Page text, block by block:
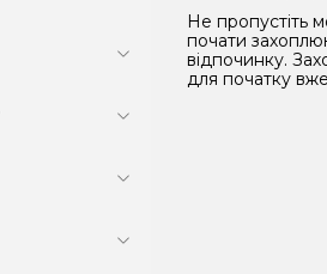
Не пропустіть
почати
відпочинку.
для початку